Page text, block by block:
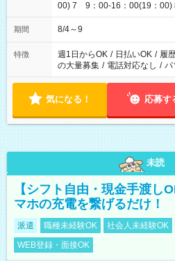
00) 7 9：00-16：00(19：
9：00-16：00(19：00)
期間 8/4～9
特徴 週1日からOK / 日払いOK / 履
の大量募集 / 電話対応なし / パ
気になる！ 応募す
未読
【シフト自由・現金手渡し
マホの充電を繋げるだけ！
派遣 職種未経験OK 社会人未経験OK
WEB登録・面接OK